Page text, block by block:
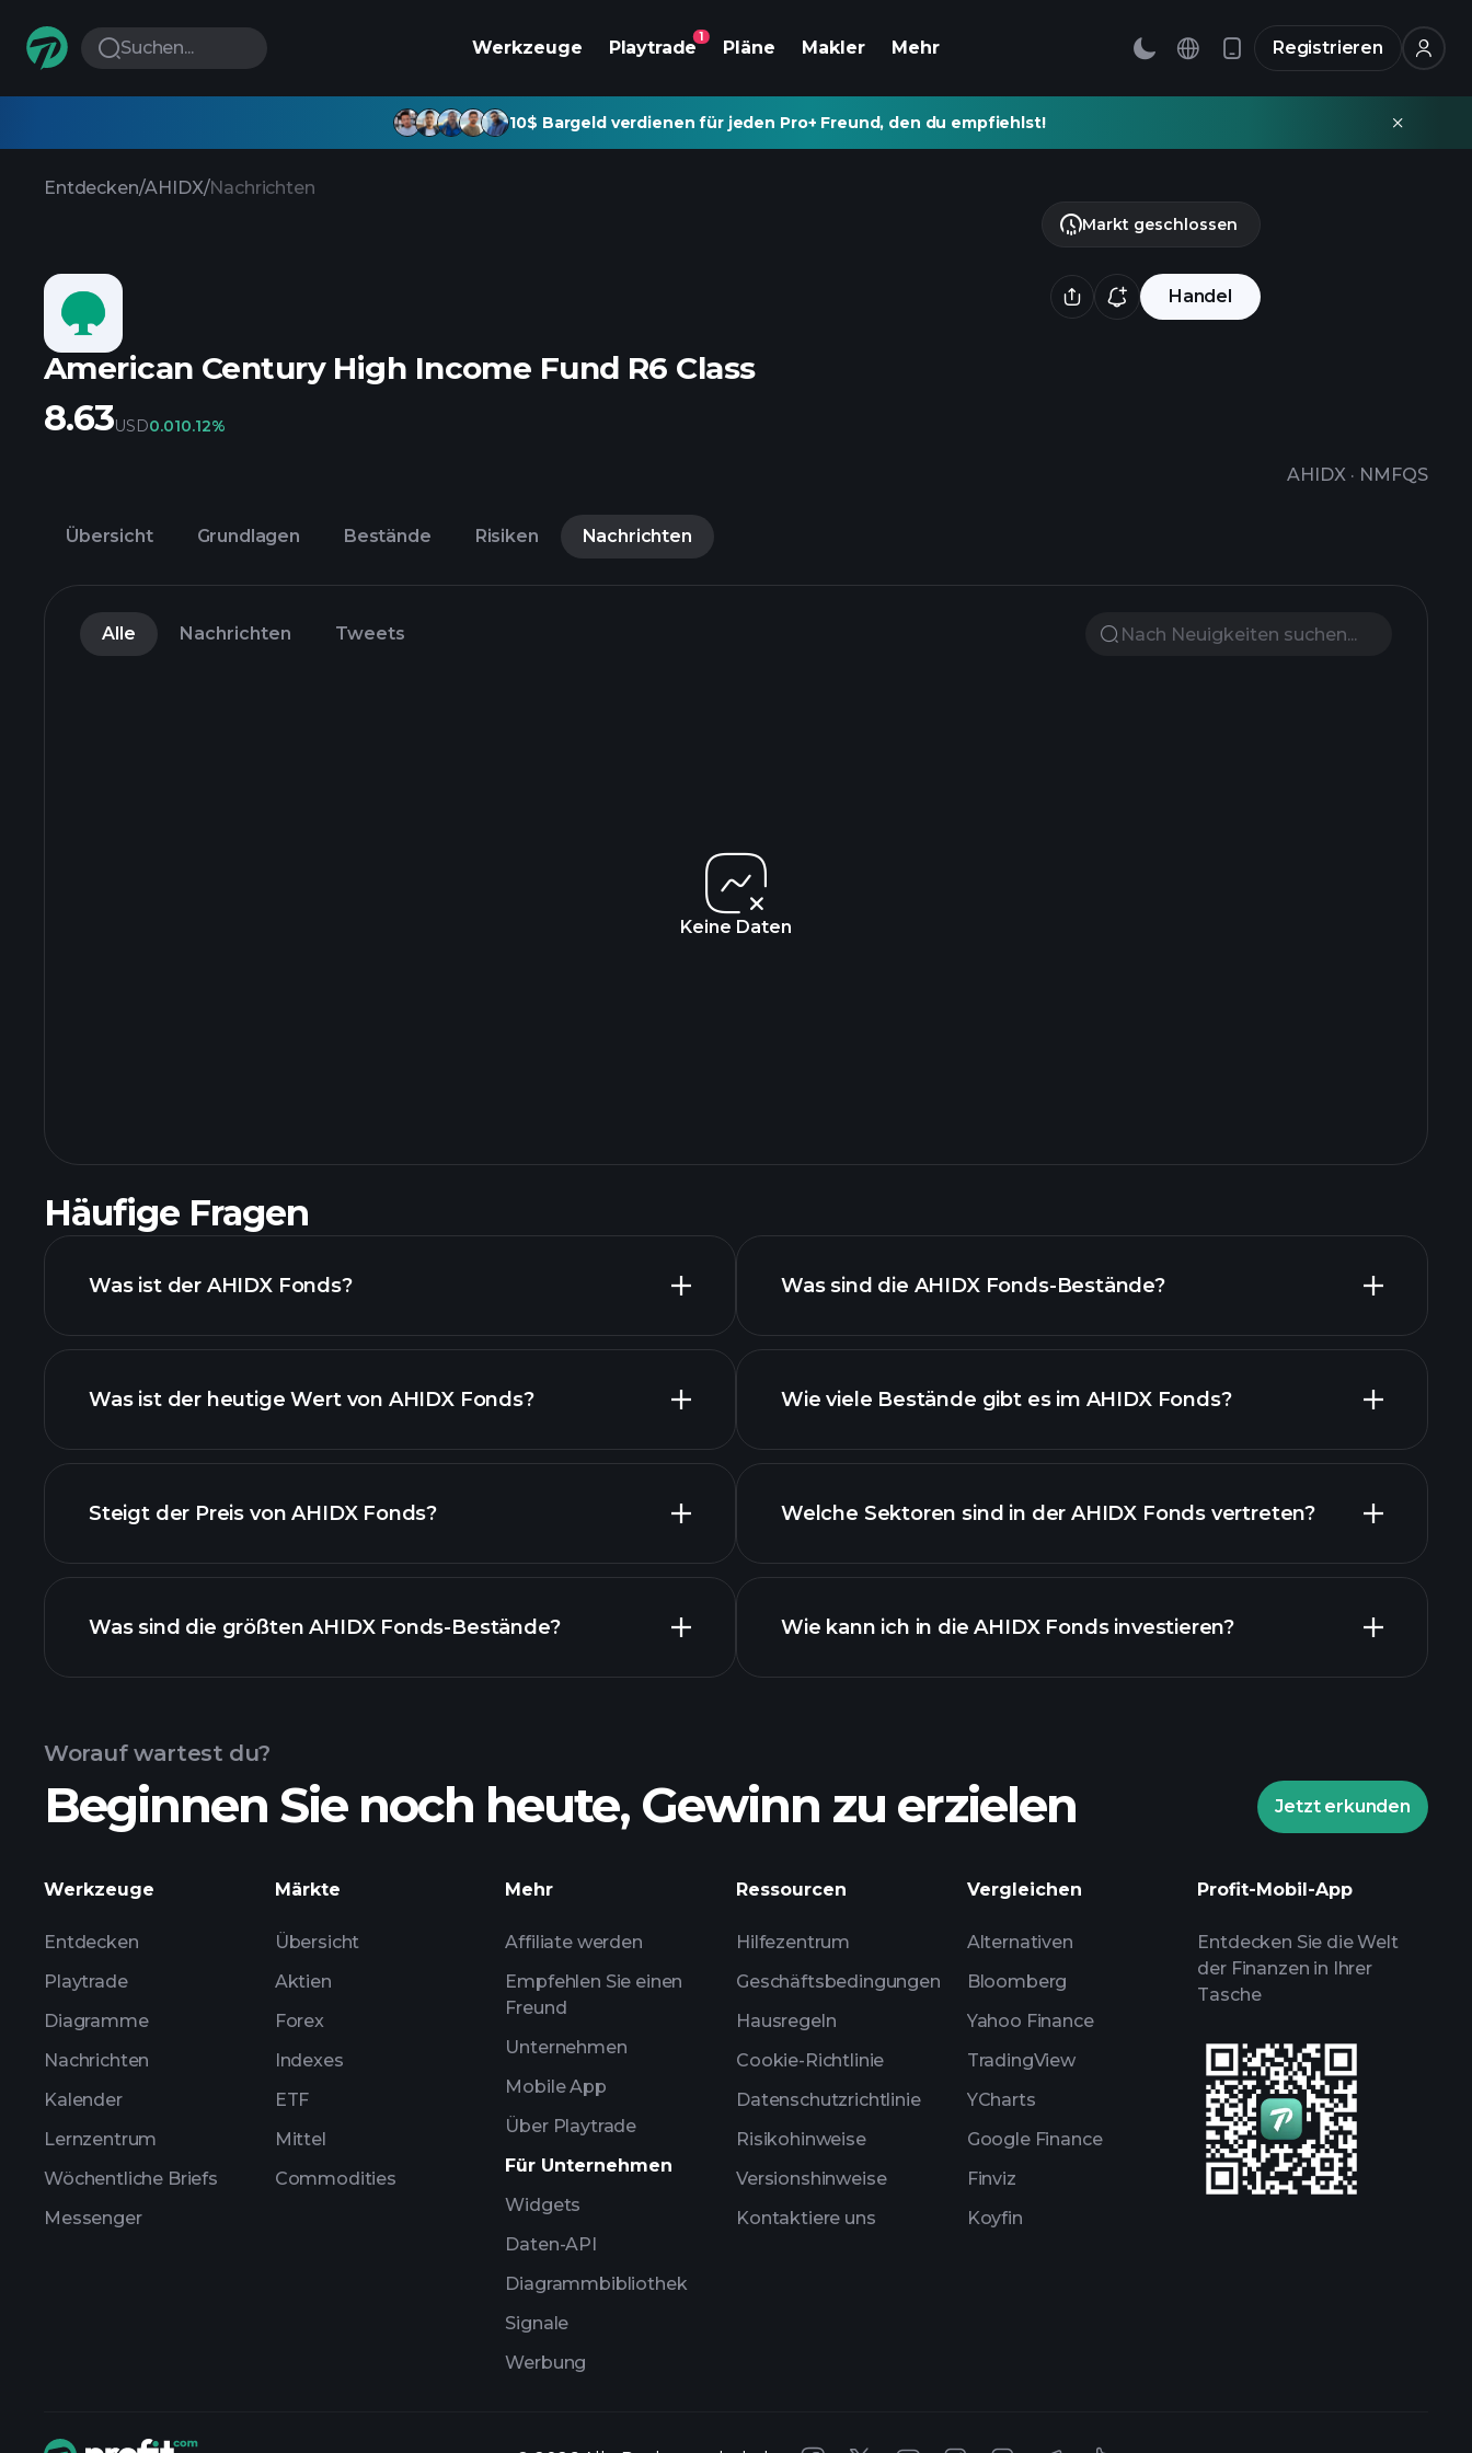
Suchen... Werkzeuge Playtrade
1
Pläne Makler Mehr Registrieren
10$ Bargeld verdienen für jeden Pro+ Freund, den du empfiehlst!
Entdecken/AHIDX/Nachrichten
Handel
American Century High Income Fund R6 Class
AHIDX · NMFQS
Markt geschlossen
8.63USD0.010.12%
Übersicht Grundlagen Bestände Risiken Nachrichten
Alle Nachrichten Tweets
Keine Daten
Häufige Fragen
Was ist der AHIDX Fonds?
Was ist der heutige Wert von AHIDX Fonds?
fortgeschrittenen Chart
Steigt der Preis von AHIDX Fonds?
AHIDX Fonds-Chart
Was sind die größten AHIDX Fonds-Bestände?
Bestände
Was sind die AHIDX Fonds-Bestände?
Wie viele Bestände gibt es im AHIDX Fonds?
Welche Sektoren sind in der AHIDX Fonds vertreten?
Wie kann ich in die AHIDX Fonds investieren?
empfohlenen Broker
Worauf wartest du?
Beginnen Sie noch heute, Gewinn zu erzielen Jetzt erkunden
Werkzeuge
Entdecken
Playtrade
Diagramme
Nachrichten
Kalender
Lernzentrum
Wöchentliche Briefs
Messenger
Märkte
Übersicht
Aktien
Forex
Indexes
ETF
Mittel
Commodities
Mehr
Affiliate werden
Empfehlen Sie einen
Freund
Unternehmen
Mobile App
Über Playtrade
Für Unternehmen
Widgets
Daten-API
Diagrammbibliothek
Signale
Werbung
Ressourcen
Hilfezentrum
Geschäftsbedingungen
Hausregeln
Cookie-Richtlinie
Datenschutzrichtlinie
Risikohinweise
Versionshinweise
Kontaktiere uns
Vergleichen
Alternativen
Bloomberg
Yahoo Finance
TradingView
YCharts
Google Finance
Finviz
Koyfin
Profit-Mobil-App
Entdecken Sie die Welt
der Finanzen in Ihrer
Tasche